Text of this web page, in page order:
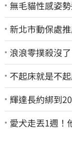
無毛貓性感姿
新北市動保處
浪浪零撲殺沒
不起床就是不
輝達長約綁到
看22元 目標
愛犬走丟1週！